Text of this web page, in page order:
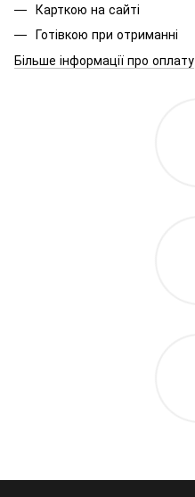
Карткою на сайті
Готівкою при отриманні
Більше інформації про оплату